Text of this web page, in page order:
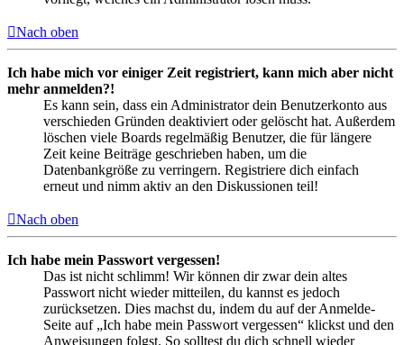
Nach oben
Ich habe mich vor einiger Zeit registriert, kann mich aber nicht
mehr anmelden?!
Es kann sein, dass ein Administrator dein Benutzerkonto aus
verschieden Gründen deaktiviert oder gelöscht hat. Außerdem
löschen viele Boards regelmäßig Benutzer, die für längere
Zeit keine Beiträge geschrieben haben, um die
Datenbankgröße zu verringern. Registriere dich einfach
erneut und nimm aktiv an den Diskussionen teil!
Nach oben
Ich habe mein Passwort vergessen!
Das ist nicht schlimm! Wir können dir zwar dein altes
Passwort nicht wieder mitteilen, du kannst es jedoch
zurücksetzen. Dies machst du, indem du auf der Anmelde-
Seite auf „Ich habe mein Passwort vergessen“ klickst und den
Anweisungen folgst. So solltest du dich schnell wieder